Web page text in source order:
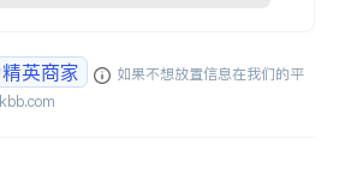
英商家
如果不想放置信息在我们的平